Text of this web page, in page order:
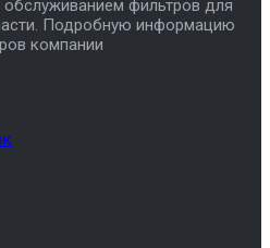
фильтров для
Подробную информацию
компании